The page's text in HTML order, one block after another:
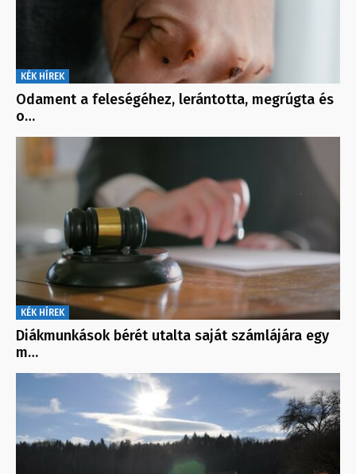
KÉK HÍREK
Odament a feleségéhez, lerántotta, megrúgta és
o…
KÉK HÍREK
Diákmunkások bérét utalta saját számlájára egy
m…